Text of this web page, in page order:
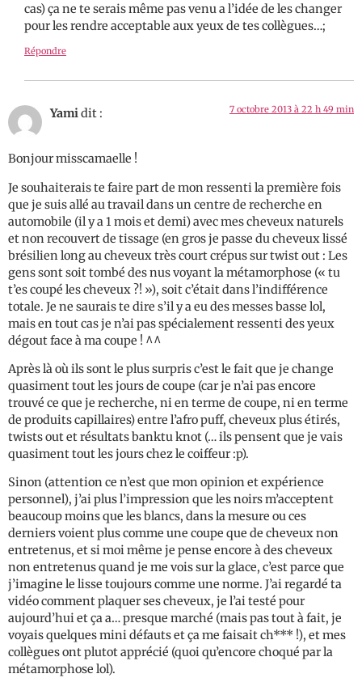
cas) ça ne te serais même pas venu a l’idée de les changer
pour les rendre acceptable aux yeux de tes collègues…;
Répondre
Yamidit : 7 octobre 2013 à 22 h 49 min
Bonjour misscamaelle !
Je souhaiterais te faire part de mon ressenti la première fois
que je suis allé au travail dans un centre de recherche en
automobile (il y a 1 mois et demi) avec mes cheveux naturels
et non recouvert de tissage (en gros je passe du cheveux lissé
brésilien long au cheveux très court crépus sur twist out : Les
gens sont soit tombé des nus voyant la métamorphose (« tu
t’es coupé les cheveux ?! »), soit c’était dans l’indifférence
totale. Je ne saurais te dire s’il y a eu des messes basse lol,
mais en tout cas je n’ai pas spécialement ressenti des yeux
dégout face à ma coupe ! ^^
Après là où ils sont le plus surpris c’est le fait que je change
quasiment tout les jours de coupe (car je n’ai pas encore
trouvé ce que je recherche, ni en terme de coupe, ni en terme
de produits capillaires) entre l’afro puff, cheveux plus étirés,
twists out et résultats banktu knot (… ils pensent que je vais
quasiment tout les jours chez le coiffeur :p).
Sinon (attention ce n’est que mon opinion et expérience
personnel), j’ai plus l’impression que les noirs m’acceptent
beaucoup moins que les blancs, dans la mesure ou ces
derniers voient plus comme une coupe que de cheveux non
entretenus, et si moi même je pense encore à des cheveux
non entretenus quand je me vois sur la glace, c’est parce que
j’imagine le lisse toujours comme une norme. J’ai regardé ta
vidéo comment plaquer ses cheveux, je l’ai testé pour
aujourd’hui et ça a… presque marché (mais pas tout à fait, je
voyais quelques mini défauts et ça me faisait ch*** !), et mes
collègues ont plutot apprécié (quoi qu’encore choqué par la
métamorphose lol).